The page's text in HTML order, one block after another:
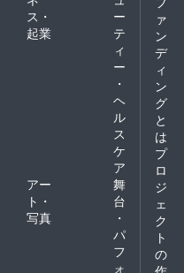
ス・
起業
ー
テ
ィ
ー
・
ヘ
ル
ス
ケ
ア
アー
ト・
写真
舞
台
・
パ
フ
ォ
ァ
ン
デ
ィ
ン
グ
と
は
プ
ロ
ジ
ェ
ク
ト
の